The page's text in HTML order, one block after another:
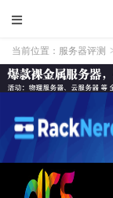
当前位置： 服务器评测